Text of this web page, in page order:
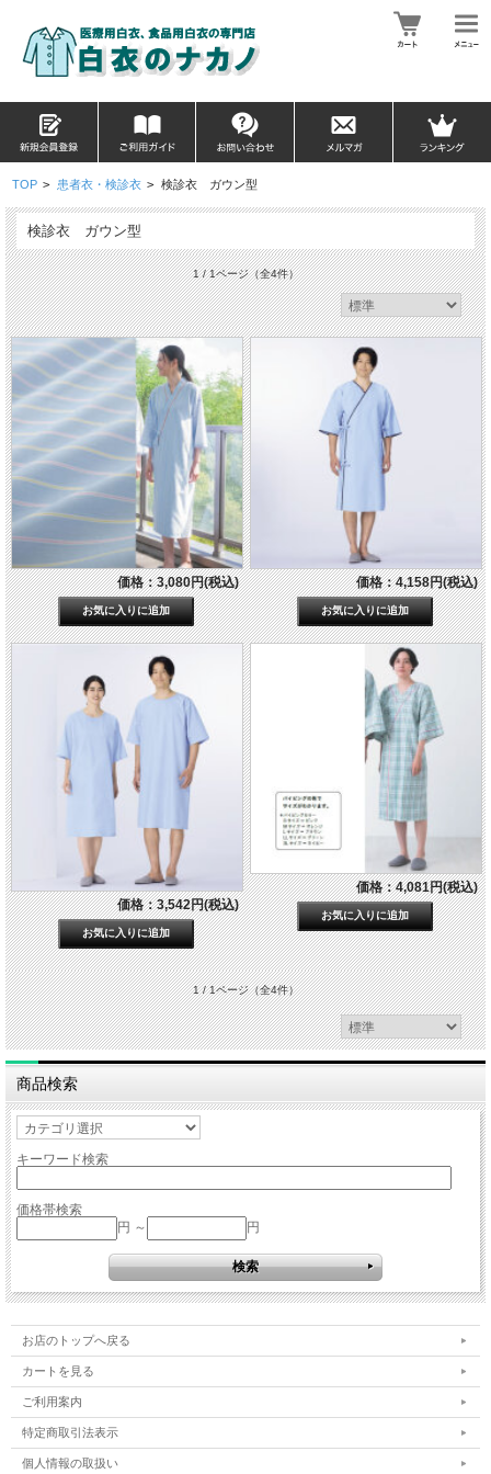
TOP > 患者衣・検診衣 > 検診衣 ガウン型
検診衣 ガウン型
1 / 1ページ（全4件）
価格：3,080円(税込) 価格：4,158円(税込)
価格：3,542円(税込)
価格：4,081円(税込)
1 / 1ページ（全4件）
商品検索
キーワード検索
価格帯検索
円 ～
円
お店のトップへ戻る
カートを見る
ご利用案内
特定商取引法表示
個人情報の取扱い